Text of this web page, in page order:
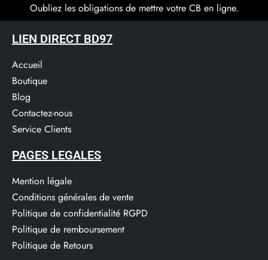
Oubliez les obligations de mettre votre CB en ligne.
LIEN DIRECT BD97
Accueil
Boutique
Blog
Contactez-nous
Service Clients​
PAGES LEGALES
Mention légale
Conditions générales de vente
Politique de confidentialité RGPD
Politique de remboursement
Politique de Retours